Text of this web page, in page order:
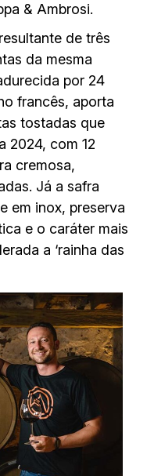
& Ambrosi.
de três
da mesma
por 24
francês, aporta
tostadas que
2024, com 12
cremosa,
Já a safra
em inox, preserva
e o caráter mais
a ‘rainha das